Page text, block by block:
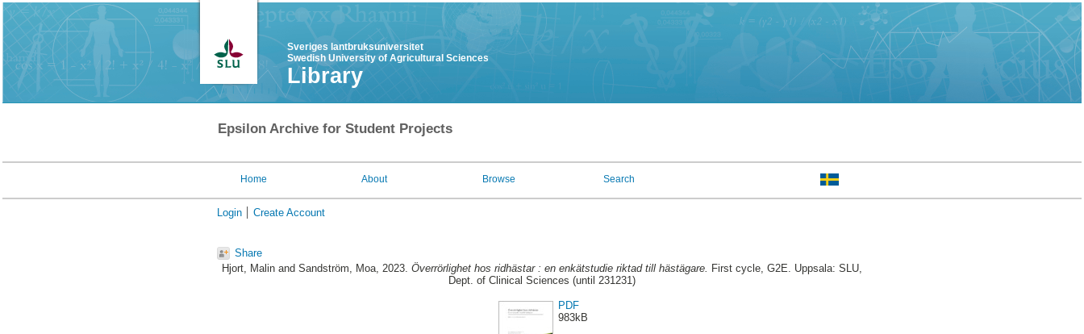
Sveriges lantbruksuniversitet
Swedish University of Agricultural Sciences
Library
Epsilon Archive for Student Projects
Home About Browse Search
Login Create Account
Share
Hjort, Malin and Sandström, Moa, 2023. Överrörlighet hos ridhästar : en enkätstudie riktad till hästägare. First cycle, G2E. Uppsala: SLU,
Dept. of Clinical Sciences (until 231231)
PDF
983kB